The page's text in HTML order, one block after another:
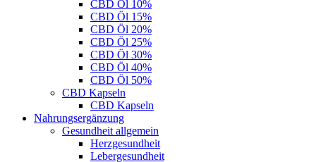
CBD Öl 10%
CBD Öl 15%
CBD Öl 20%
CBD Öl 25%
CBD Öl 30%
CBD Öl 40%
CBD Öl 50%
CBD Kapseln
CBD Kapseln
Nahrungsergänzung
Gesundheit allgemein
Herzgesundheit
Lebergesundheit